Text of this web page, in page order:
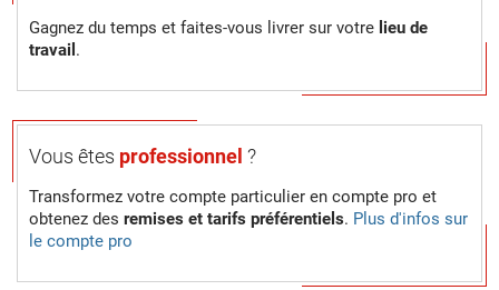
Gagnez du temps et faites-vous livrer sur votre lieu de
travail .
Vous êtes professionnel ?
Transformez votre compte particulier en compte pro et
obtenez des remises et tarifs préférentiels. Plus d'infos sur
le compte pro